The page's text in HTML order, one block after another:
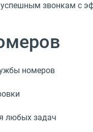
звонкам с
номеров
любых задач